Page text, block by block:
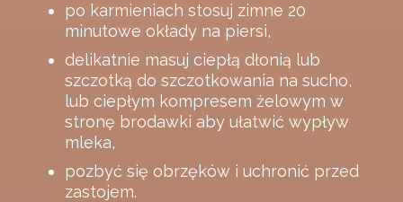
po karmieniach stosuj zimne 20
minutowe okłady na piersi,
delikatnie masuj ciepłą dłonią lub
szczotką do szczotkowania na sucho,
lub ciepłym kompresem żelowym w
stronę brodawki aby ułatwić wypływ
mleka,
pozbyć się obrzęków i uchronić przed
zastojem.